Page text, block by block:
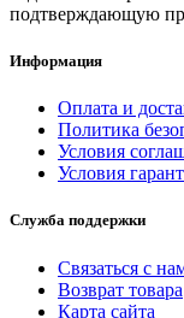
подтверждающую
Информация
Оплата и
Политика
Условия
Условия
Служба поддержки
Связаться с
Возврат товара
Карта сайта